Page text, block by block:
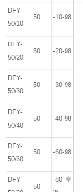
DFY-
50/10
50 -10-98
DFY-
50/20
50 -20-98
DFY-
50/30
50 -30-98
DFY-
50/40
50 -40-98
DFY-
50/60
50 -60-98
DFY-
50
-80-室